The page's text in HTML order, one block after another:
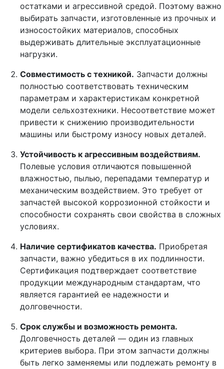
остатками и агрессивной средой. Поэтому важно
выбирать запчасти, изготовленные из прочных и
износостойких материалов, способных
выдерживать длительные эксплуатационные
нагрузки.
Совместимость с техникой. Запчасти должны
полностью соответствовать техническим
параметрам и характеристикам конкретной
модели сельхозтехники. Несоответствие может
привести к снижению производительности
машины или быстрому износу новых деталей.
Устойчивость к агрессивным воздействиям.
Полевые условия отличаются повышенной
влажностью, пылью, перепадами температур и
механическим воздействием. Это требует от
запчастей высокой коррозионной стойкости и
способности сохранять свои свойства в сложных
условиях.
Наличие сертификатов качества. Приобретая
запчасти, важно убедиться в их подлинности.
Сертификация подтверждает соответствие
продукции международным стандартам, что
является гарантией ее надежности и
долговечности.
Срок службы и возможность ремонта.
Долговечность деталей — один из главных
критериев выбора. При этом запчасти должны
быть легко заменяемы или подлежать ремонту в